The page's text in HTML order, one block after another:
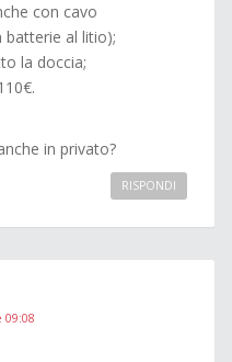
con cavo
batterie al litio);
la doccia;
in privato?
RISPONDI